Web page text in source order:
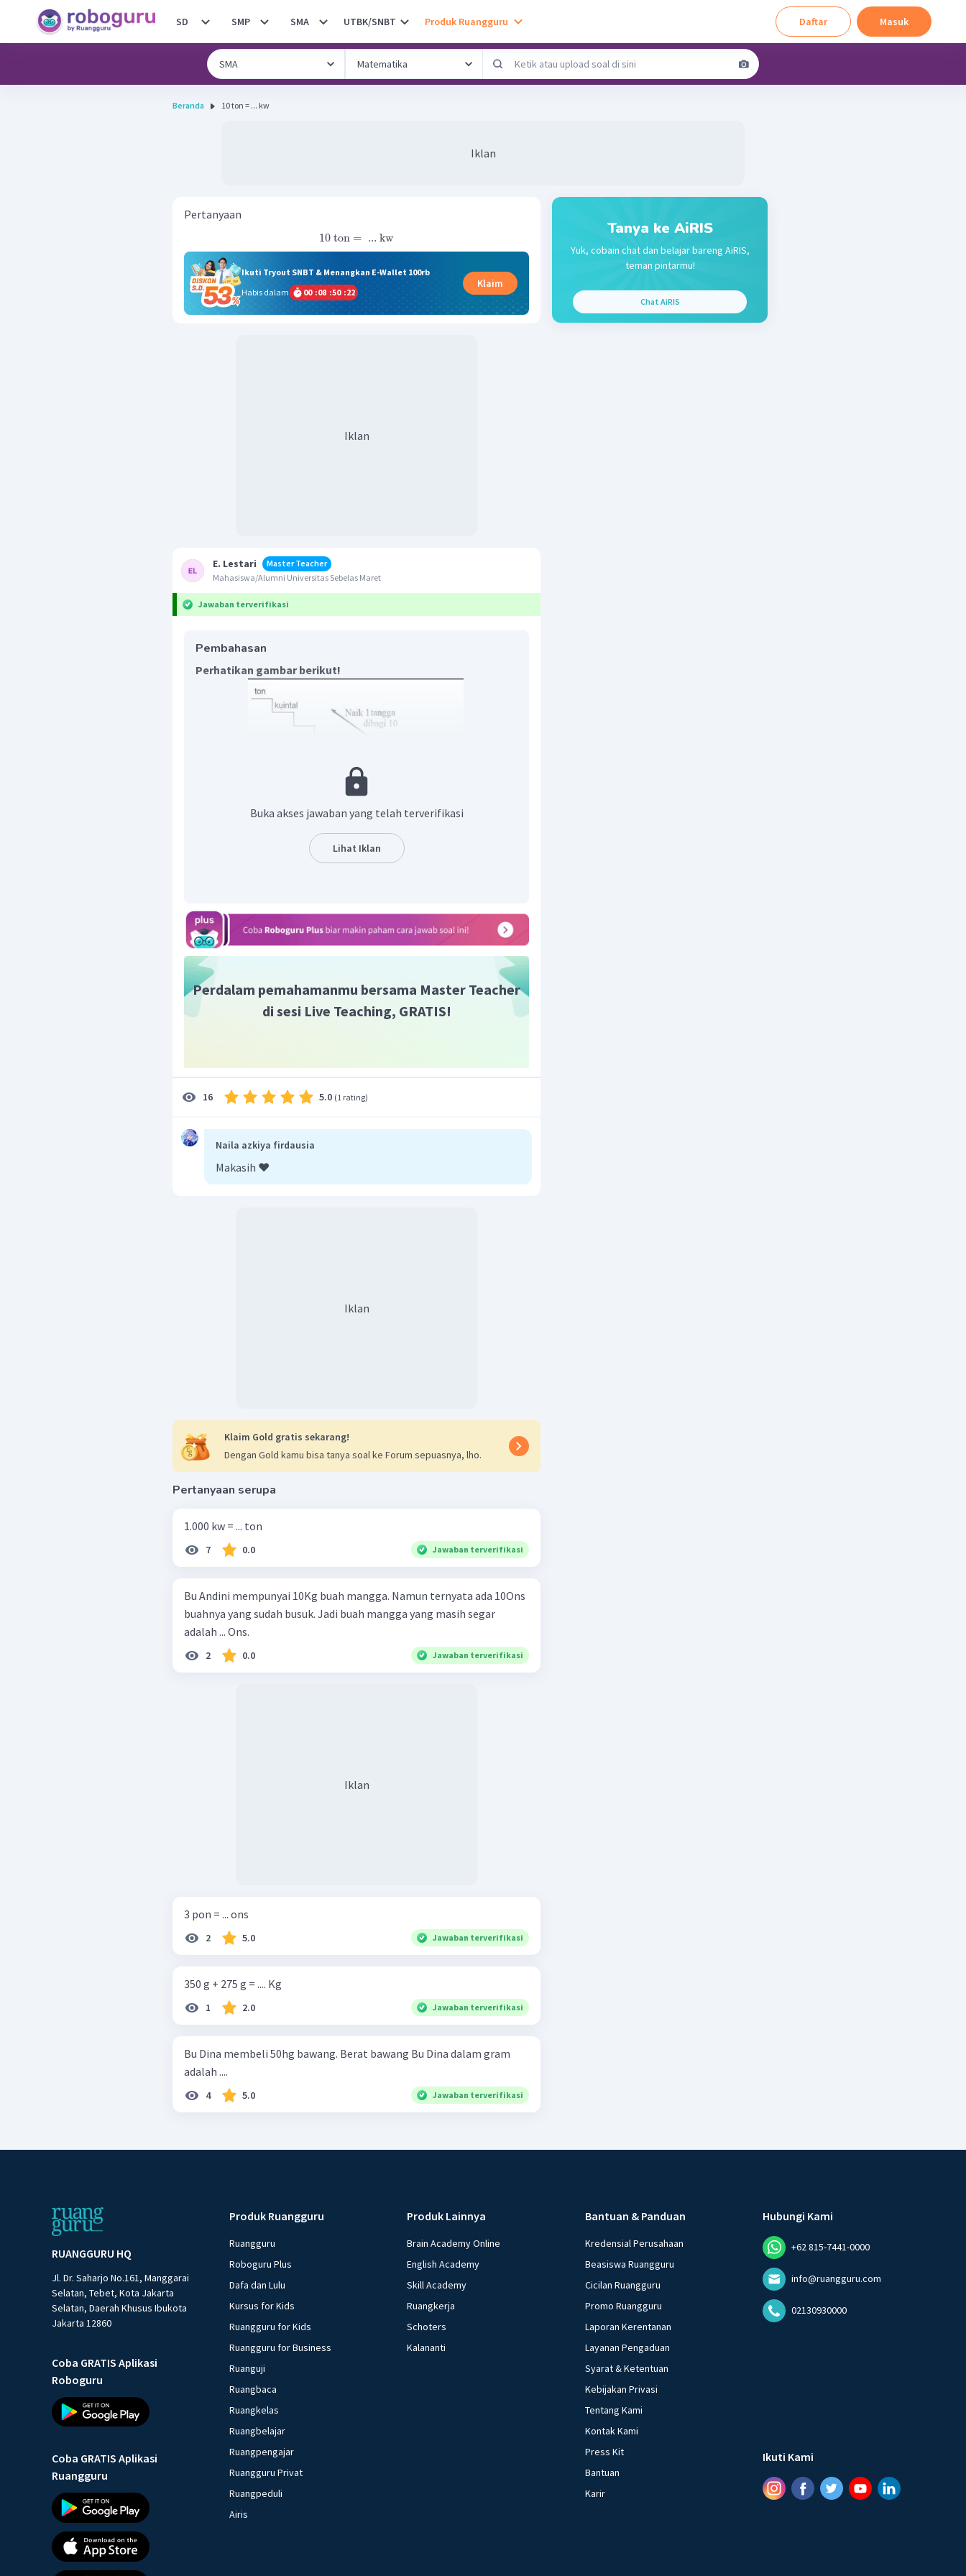
SD SMP SMA UTBK/SNBT Produk Ruangguru Daftar Masuk
Beranda 10 ton = ... kw
Iklan
Pertanyaan
10 ton = ... kw
Ikuti Tryout SNBT & Menangkan E-Wallet 100rb
Habis dalam
00 :08 :50 :22
Klaim
Iklan
E. Lestari
Master Teacher
Mahasiswa/Alumni Universitas Sebelas Maret
Jawaban terverifikasi
Pembahasan
Perhatikan gambar berikut!
Dari ton ke kwintal turun 1 tangga, artinya nilainya dikali 10.
Buka akses jawaban yang telah terverifikasi
Lihat Iklan
Perdalam pemahamanmu bersama Master Teacher
di sesi Live Teaching, GRATIS!
16 5.0 (1 rating)
Naila azkiya firdausia
Makasih ❤️
Iklan
Klaim Gold gratis sekarang!
Dengan Gold kamu bisa tanya soal ke Forum sepuasnya, lho.
Pertanyaan serupa
1.000 kw = ... ton
7 0.0 Jawaban terverifikasi
Bu Andini mempunyai 10Kg buah mangga. Namun ternyata ada 10Ons
buahnya yang sudah busuk. Jadi buah mangga yang masih segar
adalah ... Ons.
2 0.0 Jawaban terverifikasi
Iklan
3 pon = ... ons
2 5.0 Jawaban terverifikasi
350 g + 275 g = .... Kg
1 2.0 Jawaban terverifikasi
Bu Dina membeli 50hg bawang. Berat bawang Bu Dina dalam gram
adalah ....
4 5.0 Jawaban terverifikasi
Tanya ke AiRIS
Yuk, cobain chat dan belajar bareng AiRIS,
teman pintarmu!
Chat AiRIS
RUANGGURU HQ
Jl. Dr. Saharjo No.161, Manggarai
Selatan, Tebet, Kota Jakarta
Selatan, Daerah Khusus Ibukota
Jakarta 12860
Coba GRATIS Aplikasi
Roboguru
Coba GRATIS Aplikasi
Ruangguru
Produk Ruangguru
Ruangguru
Roboguru Plus
Dafa dan Lulu
Kursus for Kids
Ruangguru for Kids
Ruangguru for Business
Ruanguji
Ruangbaca
Ruangkelas
Ruangbelajar
Ruangpengajar
Ruangguru Privat
Ruangpeduli
Airis
Produk Lainnya
Brain Academy Online
English Academy
Skill Academy
Ruangkerja
Schoters
Kalananti
Bantuan & Panduan
Kredensial Perusahaan
Beasiswa Ruangguru
Cicilan Ruangguru
Promo Ruangguru
Laporan Kerentanan
Layanan Pengaduan
Syarat & Ketentuan
Kebijakan Privasi
Tentang Kami
Kontak Kami
Press Kit
Bantuan
Karir
Hubungi Kami
+62 815-7441-0000
info@ruangguru.com
02130930000
Ikuti Kami